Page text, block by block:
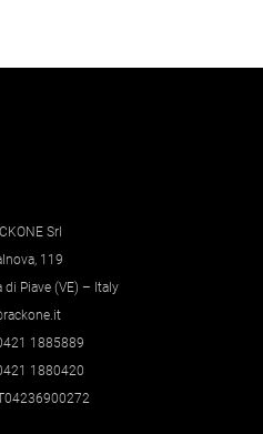
Srl
119
Piave (VE) – Italy
1885889
1880420